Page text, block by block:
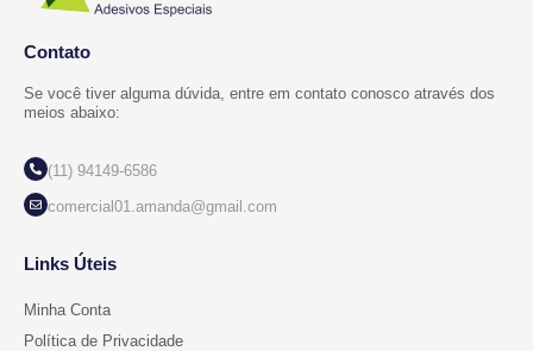
Contato
Se você tiver alguma dúvida, entre em contato conosco através dos
meios abaixo:
(11) 94149-6586
comercial01.amanda@gmail.com
Links Úteis
Minha Conta
Política de Privacidade